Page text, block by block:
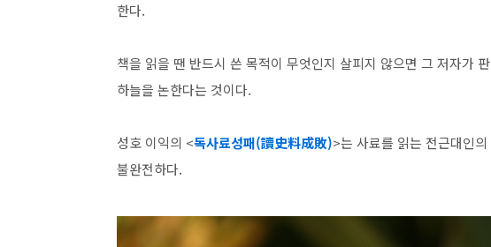
한다.
책을 읽을 땐 반드시 쓴 목적이 무엇인지 살피지 않으면 그 저자가
하늘을 논한다는 것이다.
성호 이익의 <독사료성패(讀史料成敗)>는 사료를 읽는 전근대인
불완전하다.